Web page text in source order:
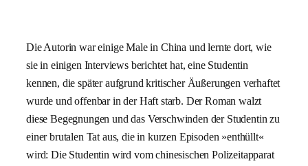
Die Autorin war einige Male in China und lernte dort, wie
sie in einigen Interviews berichtet hat, eine Studentin
kennen, die später aufgrund kritischer Äußerungen verhaftet
wurde und offenbar in der Haft starb. Der Roman walzt
diese Begegnungen und das Verschwinden der Studentin zu
einer brutalen Tat aus, die in kurzen Episoden »enthüllt«
wird: Die Studentin wird vom chinesischen Polizeitapparat